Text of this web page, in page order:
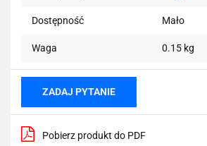
Dostępność Mało
Waga 0.15 kg
ZADAJ PYTANIE
Pobierz produkt do PDF